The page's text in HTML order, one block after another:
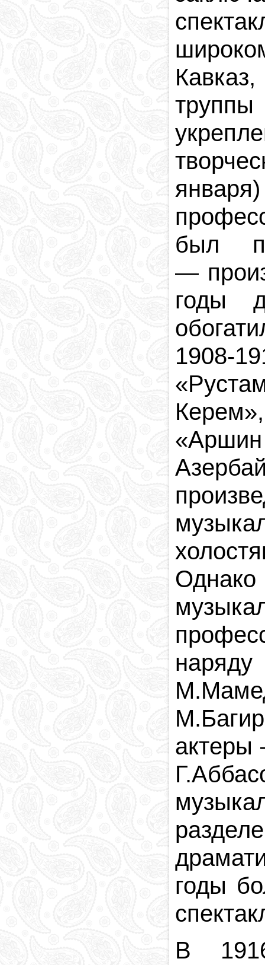
был
—
годы
1908-
«
Керем»
«
актеры
годы
В